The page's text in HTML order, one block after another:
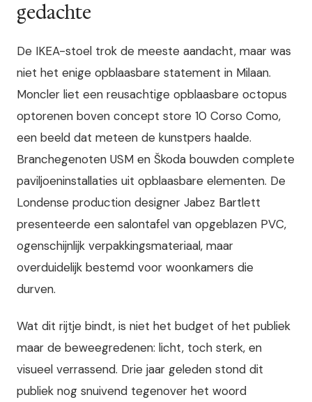
gedachte
De IKEA-stoel trok de meeste aandacht, maar was
niet het enige opblaasbare statement in Milaan.
Moncler liet een reusachtige opblaasbare octopus
optorenen boven concept store 10 Corso Como,
een beeld dat meteen de kunstpers haalde.
Branchegenoten USM en Škoda bouwden complete
paviljoeninstallaties uit opblaasbare elementen. De
Londense production designer Jabez Bartlett
presenteerde een salontafel van opgeblazen PVC,
ogenschijnlijk verpakkingsmateriaal, maar
overduidelijk bestemd voor woonkamers die
durven.
Wat dit rijtje bindt, is niet het budget of het publiek
maar de beweegredenen: licht, toch sterk, en
visueel verrassend. Drie jaar geleden stond dit
publiek nog snuivend tegenover het woord